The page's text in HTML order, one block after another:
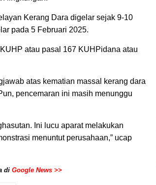
Kerang Dara digelar sejak 9-10
pada 5 Februari 2025.
atau pasal 167 KUHPidana atau
atas kematian massal kerang dara
pencemaran ini masih menunggu
Ini lucu aparat melakukan
menuntut perusahaan,” ucap
di Google News >>